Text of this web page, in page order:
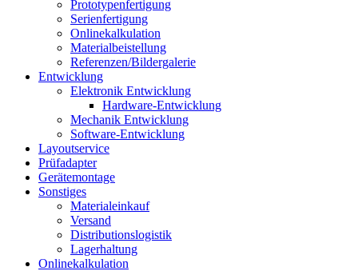
Prototypenfertigung
Serienfertigung
Onlinekalkulation
Materialbeistellung
Referenzen/Bildergalerie
Entwicklung
Elektronik Entwicklung
Hardware-Entwicklung
Mechanik Entwicklung
Software-Entwicklung
Layoutservice
Prüfadapter
Gerätemontage
Sonstiges
Materialeinkauf
Versand
Distributionslogistik
Lagerhaltung
Onlinekalkulation